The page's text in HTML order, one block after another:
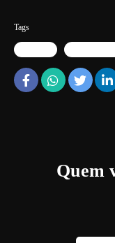
Tags
Quem